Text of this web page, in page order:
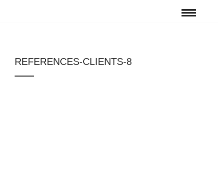
REFERENCES-CLIENTS-8